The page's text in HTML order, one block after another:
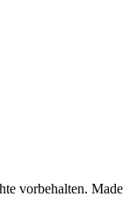
vorbehalten. Made